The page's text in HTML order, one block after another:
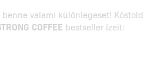
valami különlegeset! Kóstold
COFFEE bestseller ízeit: